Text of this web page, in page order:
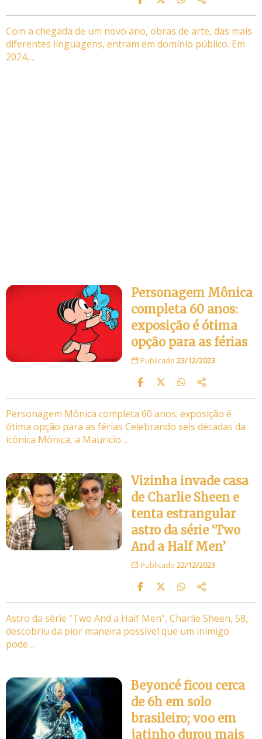
Com a chegada de um novo ano, obras de arte, das mais
diferentes linguagens, entram em domínio público. Em
2024,…
Personagem Mônica
completa 60 anos:
exposição é ótima
opção para as férias
Publicado 23/12/2023
Personagem Mônica completa 60 anos: exposição é
ótima opção para as férias Celebrando seis décadas da
icônica Mônica, a Mauricio…
Vizinha invade casa
de Charlie Sheen e
tenta estrangular
astro da série ‘Two
And a Half Men’
Publicado 22/12/2023
Astro da série “Two And a Half Men”, Charlie Sheen, 58,
descobriu da pior maneira possível que um inimigo
pode…
Beyoncé ficou cerca
de 6h em solo
brasileiro; voo em
jatinho durou mais